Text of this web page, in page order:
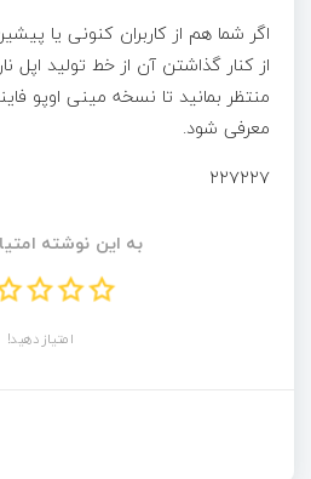
اگر شما هم از کاربران کنونی یا
از کنار گذاشتن آن از خط تولید اپل
معرفی شود.
۲۲۷۲۲۷
به این نوشته
امتیاز دهید!